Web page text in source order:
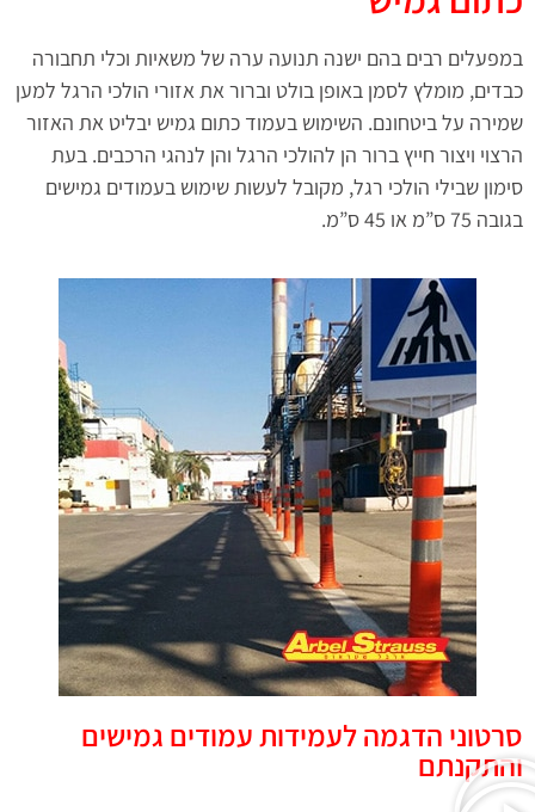
במפעלים רבים בהם ישנה תנועה ערה של משאיות וכלי תחבורה
כבדים, מומלץ לסמן באופן בולט וברור את אזורי הולכי הרגל למען
שמירה על ביטחונם. השימוש בעמוד כתום גמיש יבליט את האזור
הרצוי ויצור חייץ ברור הן להולכי הרגל והן לנהגי הרכבים. בעת
סימון שבילי הולכי רגל, מקובל לעשות שימוש בעמודים גמישים
בגובה 75 ס”מ או 45 ס”מ.
סרטוני הדגמה לעמידות עמודים גמישים
והתקנתם